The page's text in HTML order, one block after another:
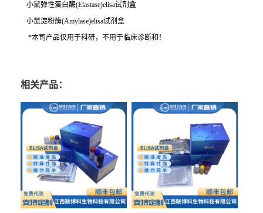
小鼠弹性蛋白酶(Elastase)elisa试剂盒
小鼠淀粉酶(Amylase)elisa试剂盒
*本司产品仅用于科研，不用于临床诊断和！
相关产品：